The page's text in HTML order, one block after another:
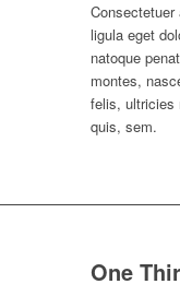
ligula eget
natoque
montes,
felis, ultricies
quis, sem.
One